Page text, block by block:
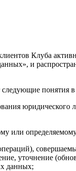
Клуба
и
понятия
или
уточнение
данных;